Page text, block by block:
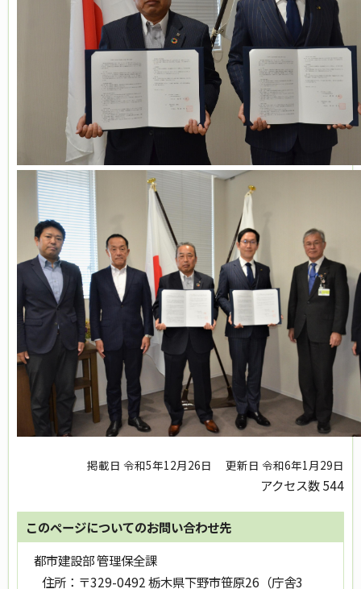
掲載日 令和5年12月26日 更新日 令和6年1月29日
アクセス数544
このページについてのお問い合わせ先
都市建設部 管理保全課
住所： 〒329-0492 栃木県下野市笹原26（庁舎3